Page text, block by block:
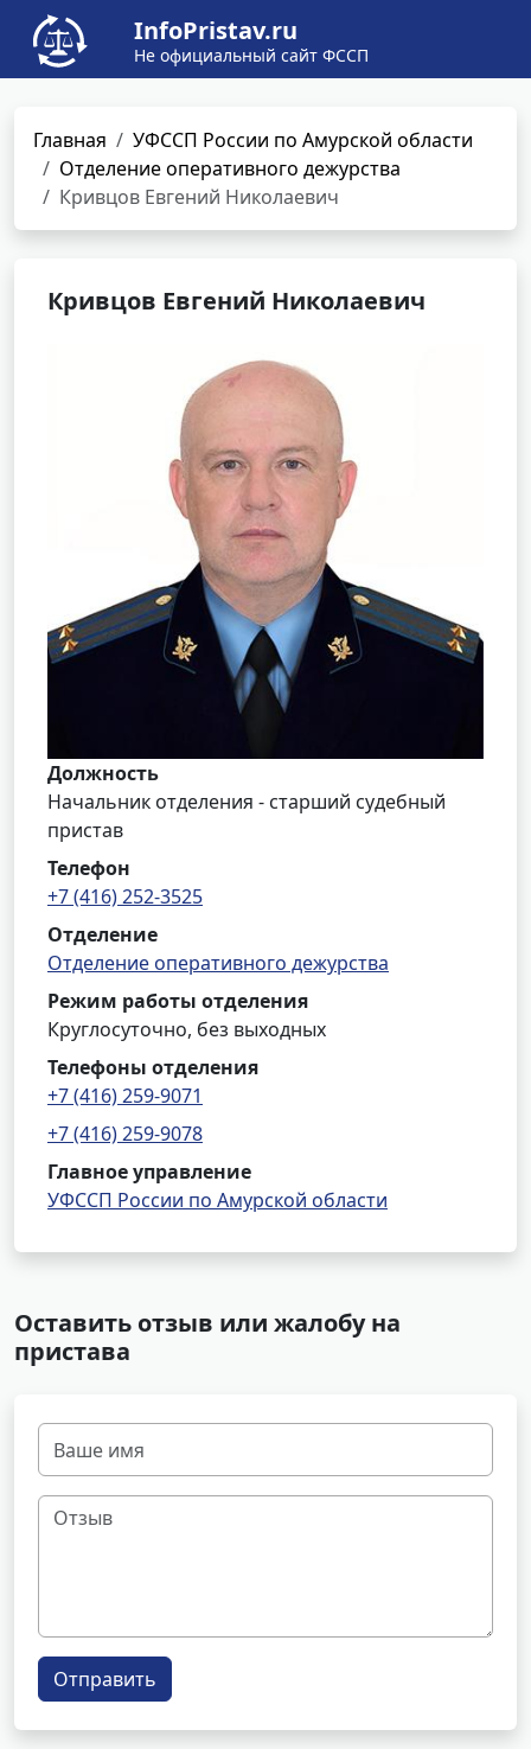
InfoPristav.ru
Не официальный сайт ФССП
Главная
УФССП России по Амурской области
Отделение оперативного дежурства
Кривцов Евгений Николаевич
Кривцов Евгений Николаевич
Должность
Начальник отделения - старший судебный
пристав
Телефон
+7 (416) 252-3525
Отделение
Отделение оперативного дежурства
Режим работы отделения
Круглосуточно, без выходных
Телефоны отделения
+7 (416) 259-9071
+7 (416) 259-9078
Главное управление
УФССП России по Амурской области
Оставить отзыв или жалобу на
пристава
Отправить